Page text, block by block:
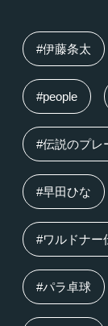
#伊藤条太
#people
#伝説のプレ
#早田ひな
#ワルドナー
#パラ卓球